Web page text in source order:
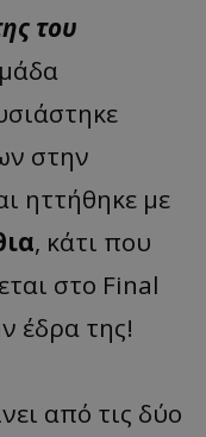
του
στην
ηττήθηκε με
, κάτι που
στο Final
έδρα της!
από τις δύο